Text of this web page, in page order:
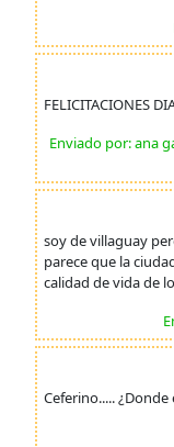
FELICITACIONES
Enviado por: ana
soy de villaguay
parece que la
calidad de vida de
Ceferino.....